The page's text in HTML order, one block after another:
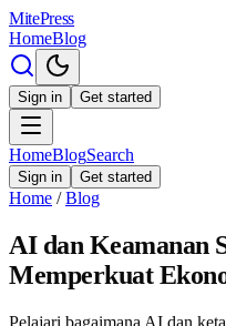
MitePress
HomeBlog
Sign in Get started
HomeBlogSearch
Sign in Get started
Home / Blog
AI dan Keamanan
Memperkuat
Pelajari bagaimana AI dan